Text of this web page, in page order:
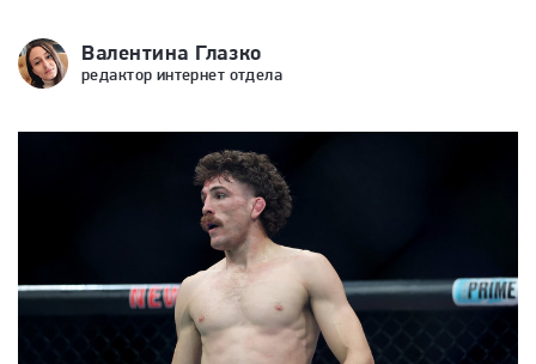
Валентина Глазко
редактор интернет отдела